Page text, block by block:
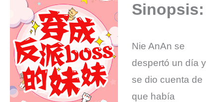
Sinopsis:
Nie AnAn se
despertó un día y
se dio cuenta de
que había